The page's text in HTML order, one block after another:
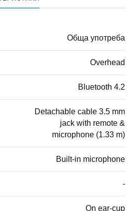
Обща употреба
Overhead
Bluetooth 4.2
Detachable cable 3.5 mm
jack with remote &
microphone (1.33 m)
Built-in microphone
-
On ear-cup